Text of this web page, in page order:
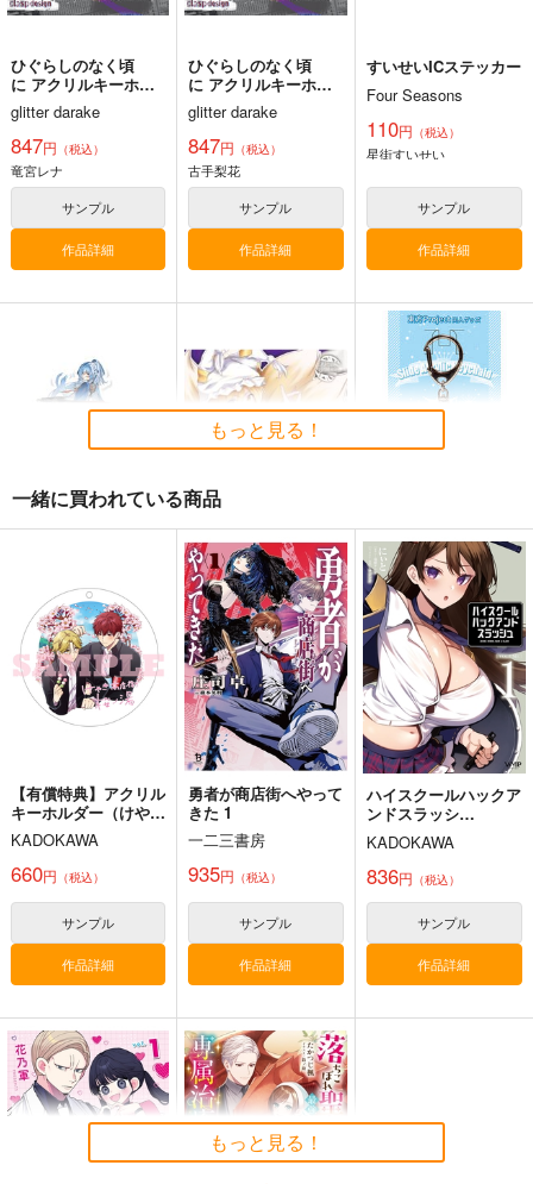
黒白のアヴェスター 2
神座万象・第十四機
2,178円（税込）
サンプル
通勤道中であの娘がぱ
んつを見せてくる本
13
嘘つき屋
662円（税込）
カート
まぐ太ノート16冊
目 The Bunny's Tail 2
C-ARTS
カート
黒白のアヴェスター 1
神座万象・第十四機
2,178円（税込）
サンプル
カート
藤ちょこ「星の記憶と
展 16 大阪展 前売り券
産経新聞社
1,300 円（税込）
オリジナル
サンプル
カート
今日の一枚 2026
WhitePlanter
円（税込）
オリジナル
ひぐらしのなく頃
に アクリルキーホル
ダー | 竜宮 レナ
glitter darake
847円 （税込）
竜宮レナ
サンプル
作品詳細
ひぐらしのなく頃
に アクリルキーホル
ダー | 古手 梨花
glitter darake
847円 （税込）
古手梨花
サンプル
作品詳細
すいせいICステッカー
Four Seasons
110円 （税込）
星街すいせい
サンプル
作品詳細
烟花三月
2,357円（税込）
鏡流
サンプル
東方インストEDM14
SPACELECTRO
2,357円（税込）
サンプル
作品詳細
東方スライドキーホル
ダー フランドール
AbsoluteZero
990円 （税込）
フランドール・スカーレ
ット
サンプル
作品詳細
東方スライドキーホル
ダー レミリア
AbsoluteZero
東方スライドキーホル
ダー 依神紫苑
AbsoluteZero
990円 990
もっと見る！
一緒に買われている商品
【有償特典】アクリル
キーホルダー（けやき
商店街 桜ノ湯 1）
KADOKAWA
660円 （税込）
サンプル
作品詳細
勇者が商店街へやって
きた 1
一二三書房
935円 （税込）
サンプル
作品詳細
ハイスクールハックア
ンドスラッシ
ュ 〈VOLUME〉1
KADOKAWA
836円 （税込）
サンプル
作品詳細
もっと見る！